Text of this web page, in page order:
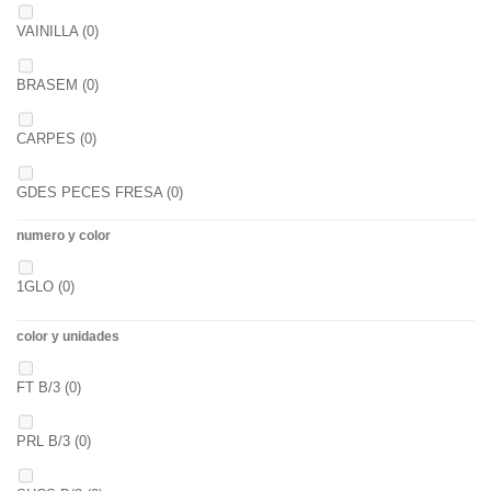
2,3
VAINILLA(0)
BRASEM (0)
CARPES (0)
GDES PECES FRESA(0)
GDES. PECES MAIZ
GDES. PECES SCOPEX
numero y color
1GLO (0)
color y unidades
FT B/3 (0)
PRL B/3 (0)